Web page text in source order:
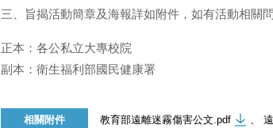
三、旨揭活動簡章及海報詳如附件，如有活動相關
正本：各公私立大專校院
副本：衛生福利部國民健康署
相關附件 教育部遠離迷霧傷害公文.pdf 、